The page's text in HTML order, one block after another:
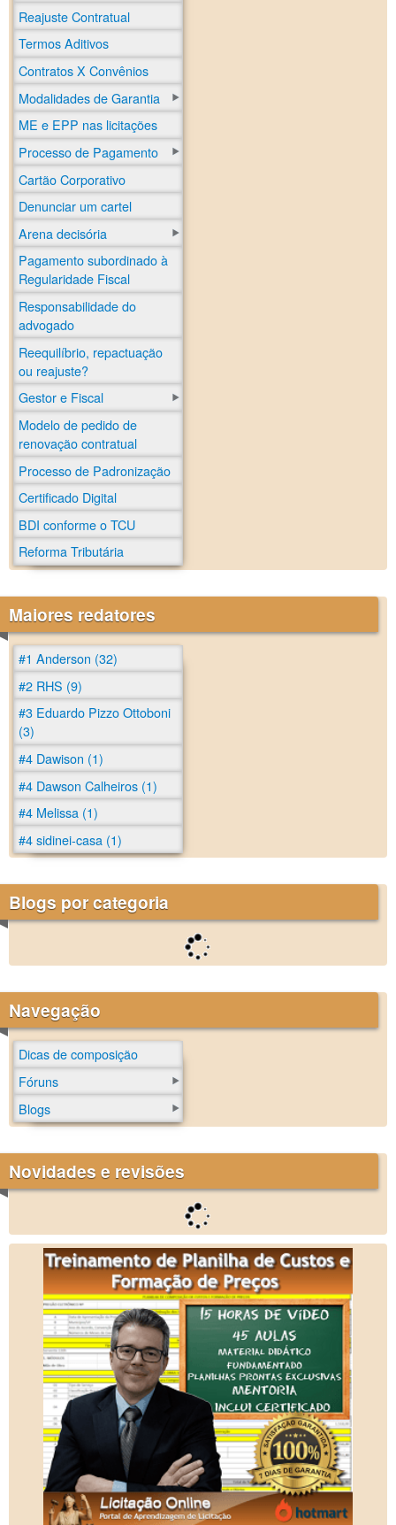
Reajuste Contratual
Termos Aditivos
Contratos X Convênios
Modalidades de Garantia
ME e EPP nas licitações
Processo de Pagamento
Cartão Corporativo
Denunciar um cartel
Arena decisória
Pagamento subordinado à
Regularidade Fiscal
Responsabilidade do
advogado
Reequilíbrio, repactuação
ou reajuste?
Gestor e Fiscal
Modelo de pedido de
renovação contratual
Processo de Padronização
Certificado Digital
BDI conforme o TCU
Reforma Tributária
Maiores redatores
#1 Anderson (32)
#2 RHS (9)
#3 Eduardo Pizzo Ottoboni
(3)
#4 Dawison (1)
#4 Dawson Calheiros (1)
#4 Melissa (1)
#4 sidinei-casa (1)
Blogs por categoria
Navegação
Dicas de composição
Fóruns
Blogs
Novidades e revisões